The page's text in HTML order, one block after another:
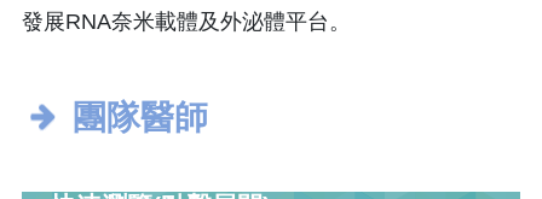
發展RNA奈米載體及外泌體平台。
團隊醫師